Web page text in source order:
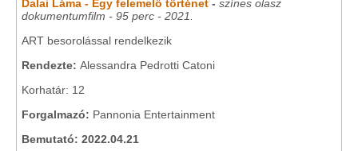
Dalai Láma - Egy felemelő történet - színes olasz
dokumentumfilm - 95 perc - 2021.
ART besorolással rendelkezik
Rendezte: Alessandra Pedrotti Catoni
Korhatár: 12
Forgalmazó: Pannonia Entertainment
Bemutató: 2022.04.21